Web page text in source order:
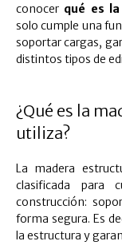
conocer qué es
solo cumple una
soportar cargas,
distintos tipos de
¿Qué es la
utiliza?
La madera
clasificada para
construcción:
forma segura. Es
la estructura y